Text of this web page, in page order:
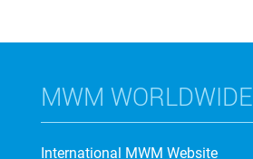
MWM WORLDWIDE
International MWM Website